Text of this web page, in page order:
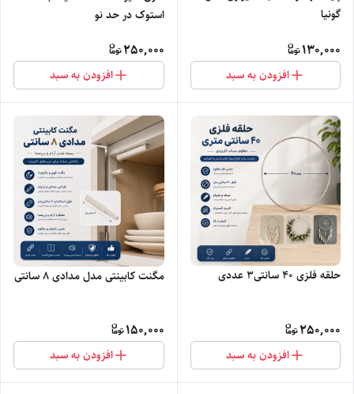
گونیا
130,000
افزودن به سبد
استوک در حد نو
250,000
افزودن به سبد
حلقه فلزی ۴۰ سانتی۳ عددی
250,000
افزودن به سبد
مگنت کابینتی مدل مدادی ۸ سانتی
150,000
افزودن به سبد